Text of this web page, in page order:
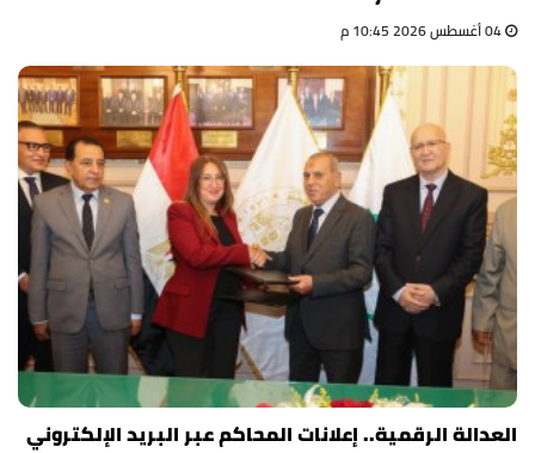
العدالة الرقمية.. إعلانات المحاكم عبر البريد الإلكتروني